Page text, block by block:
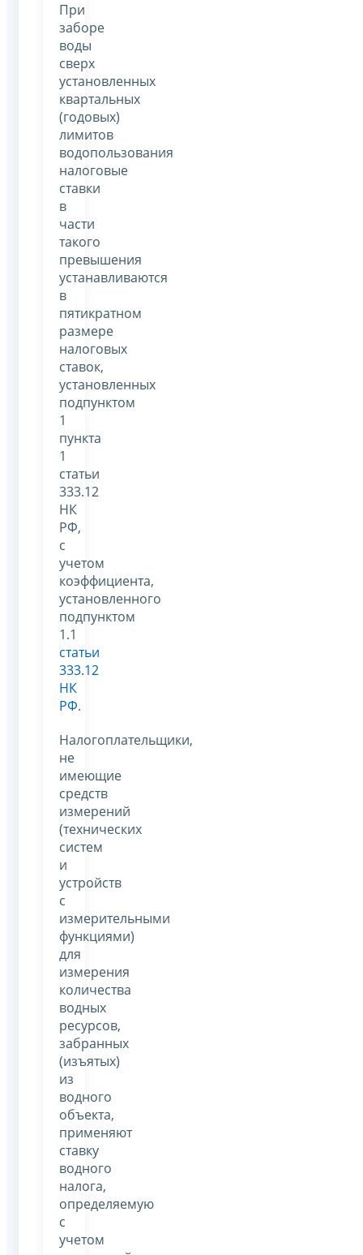
При
заборе
воды
сверх
установленных
квартальных
(годовых)
лимитов
водопользования
налоговые
ставки
в
части
такого
превышения
устанавливаются
в
пятикратном
размере
налоговых
ставок,
установленных
подпунктом
1
пункта
1
статьи
333.12
НК
РФ,
с
учетом
коэффициента,
установленного
подпунктом
1.1
статьи
333.12
НК
РФ.
Налогоплательщики,
не
имеющие
средств
измерений
(технических
систем
и
устройств
с
измерительными
функциями)
для
измерения
количества
водных
ресурсов,
забранных
(изъятых)
из
водного
объекта,
применяют
ставку
водного
налога,
определяемую
с
учетом